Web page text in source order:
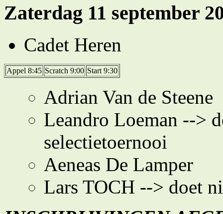
Zaterdag 11 september
Cadet Heren
Appel 8:45 Scratch 9:00 Start 9:30
Adrian Van de Steene
Leandro Loeman -->
selectietoernooi
Aeneas De Lamper
Lars TOCH --> doet